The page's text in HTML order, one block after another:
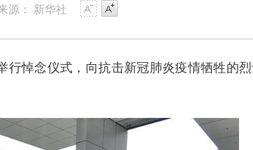
源： 新华社
悼念仪式，向抗击新冠肺炎疫情牺牲的